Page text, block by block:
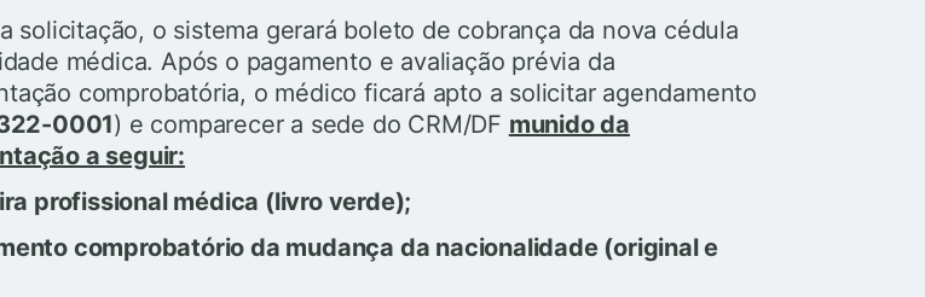
solicitação, o sistema gerará boleto de cobrança da nova cédula
médica. Após o pagamento e avaliação prévia da
comprobatória, o médico ficará apto a solicitar agendamento
0001) e comparecer a sede do CRM/DF munido da
a seguir:
profissional médica (livro verde);
comprobatório da mudança da nacionalidade (original e